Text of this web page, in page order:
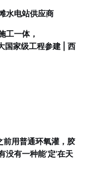
水电站供应商
工一体，
国家级工程参建 | 西
前用普通环氧灌，胶
有一种能‘定’在天